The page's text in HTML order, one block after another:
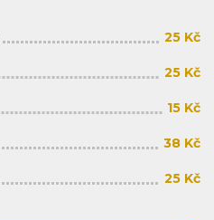
25 Kč
25 Kč
15 Kč
38 Kč
25 Kč